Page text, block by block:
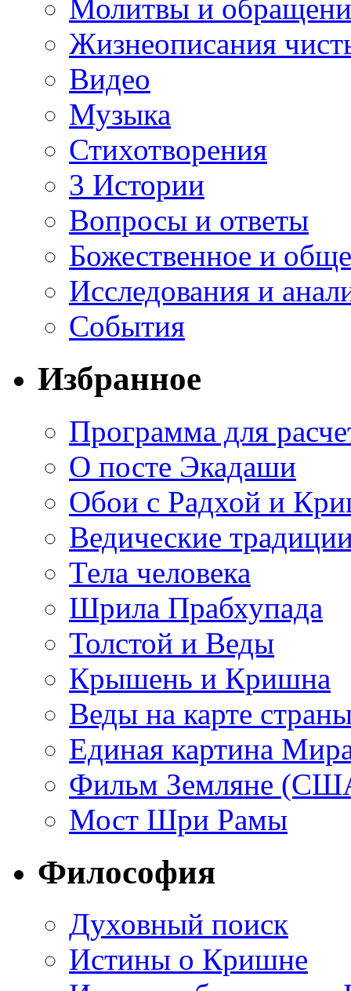
Молитвы и
Жизнеописания
Видео
Музыка
Стихотворения
3 Истории
Вопросы и ответы
Божественное и
Исследования и
События
Избранное
Программа для
О посте Экадаши
Обои с Радхой и
Ведические
Тела человека
Шрила Прабхупада
Толстой и Веды
Крышень и Кришна
Веды на карте
Единая картина
Фильм Земляне
Мост Шри Рамы
Философия
Духовный поиск
Истины о Кришне